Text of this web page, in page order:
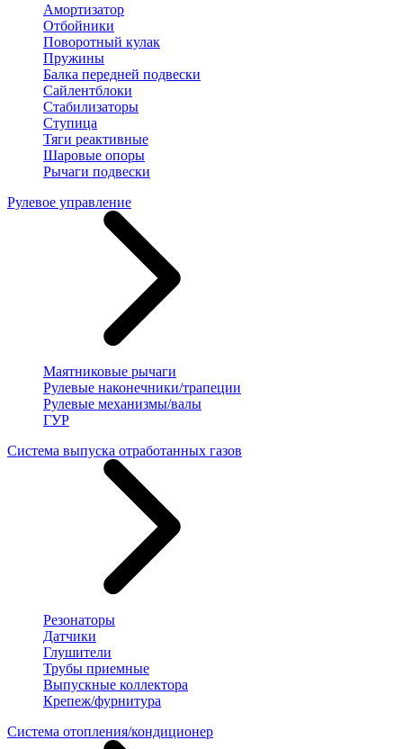
Амортизатор
Отбойники
Поворотный кулак
Пружины
Балка передней подвески
Сайлентблоки
Стабилизаторы
Ступица
Тяги реактивные
Шаровые опоры
Рычаги подвески
Рулевое управление
Маятниковые рычаги
Рулевые наконечники/трапеции
Рулевые механизмы/валы
ГУР
Система выпуска отработанных газов
Резонаторы
Датчики
Глушители
Трубы приемные
Выпускные коллектора
Крепеж/фурнитура
Система отопления/кондиционер